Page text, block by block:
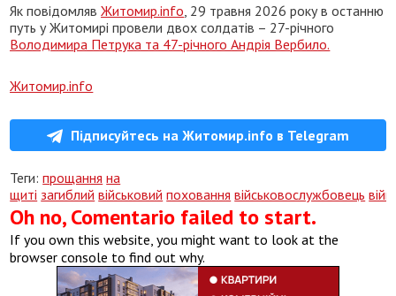
Як повідомлявЖитомир.info , 29 травня 2026 року в останню
путь у Житомирі провели двох солдатів – 27-річного
Володимира Петрука та 47-річного Андрія Вербило.
Житомир.info
Підписуйтесь на Житомир.info в Telegram
Теги:прощання на
щиті загиблий військовий поховання військовослужбовець
Oh no, Comentario failed to start.
If you own this website, you might want to look at the
browser console to find out why.